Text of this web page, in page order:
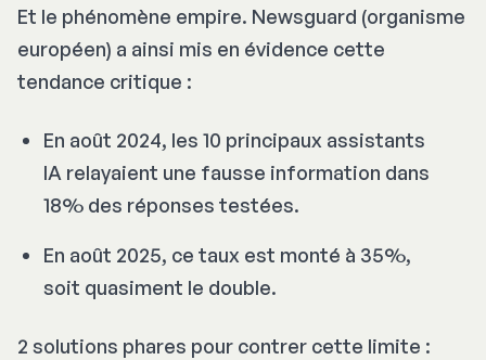
Et le phénomène empire. Newsguard (organisme
européen) a ainsi mis en évidence cette
tendance critique :
En août 2024, les 10 principaux assistants
IA relayaient une fausse information dans
18% des réponses testées.
En août 2025, ce taux est monté à 35%,
soit quasiment le double.
2 solutions phares pour contrer cette limite :